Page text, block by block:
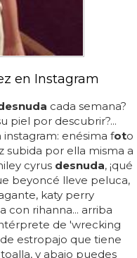
en Instagram
cada semana?
piel por descubrir?...
instagram: enésima foto
subida por ella misma a
cyrus desnuda, ¡qué
beyoncé lleve peluca,
katy perry
con rihanna... arriba
de 'wrecking
estropajo que tiene
y abajo puedes